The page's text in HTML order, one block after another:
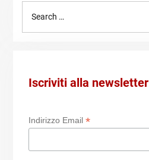
Iscriviti alla newsletter
Indirizzo Email *